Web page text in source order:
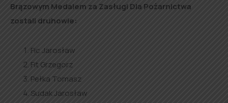
Brązowym Medalem za Zasługi Dla Pożarnictwa
zostali druhowie:
Fic Jarosław
Fit Grzegorz
Pełka Tomasz
Sudak Jarosław